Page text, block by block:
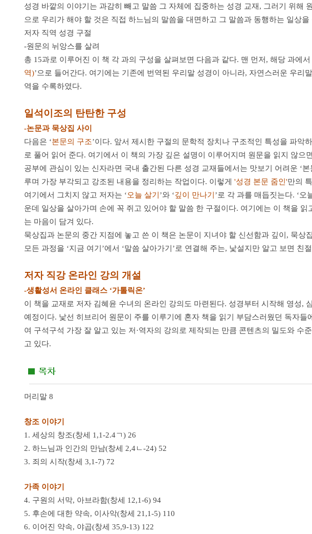
성경 바깥의 이야기는 과감히 빼고 말씀 그 자체에 집중하는 성경 교재, 그러기 위
으로 우리가 해야 할 것은 직접 하느님의 말씀을 대면하고 그 말씀과 동행하는 일상
저자 직역 성경 구절
-원문의 뉘앙스를 살려
총 15과로 이루어진 이 책 각 과의 구성을 살펴보면 다음과 같다. 맨 먼저, 해당 과에
역)’으로 들어간다. 여기에는 기존에 번역된 우리말 성경이 아니라, 자연스러운 우
역을 수록하였다.
일석이조의 탄탄한 구성
-논문과 묵상집 사이
다음은 ‘본문의 구조’이다. 앞서 제시한 구절의 문학적 장치나 구조적인 특성을 파악
로 풀어 읽어 준다. 여기에서 이 책의 가장 깊은 설명이 이루어지며 원문을 읽지 않
공부에 관심이 있는 신자라면 국내 출간된 다른 성경 교재들에서는 맛보기 어려운 ‘
루며 가장 부각되고 강조된 내용을 정리하는 작업이다. 이렇게 '성경 본문 줌인'만의
여기에서 그치지 않고 저자는 ‘오늘 살기 ’와 ‘깊이 만나기 ’로 각 과를 매듭짓는다. ‘
운데 일상을 살아가며 손에 꼭 쥐고 있어야 할 말씀 한 구절이다. 여기에는 이 책을
는 마음이 담겨 있다.
묵상집과 논문의 중간 지점에 놓고 쓴 이 책은 논문이 지녀야 할 신선함과 깊이, 묵
모든 과정을 ‘지금 여기’에서 ‘말씀 살아가기’로 연결해 주는, 낯설지만 알고 보면 친
저자 직강 온라인 강의 개설
-생활성서 온라인 클래스 ‘가톨릭온’
이 책을 교재로 저자 김혜윤 수녀의 온라인 강의도 마련된다. 성경부터 시작해 영성,
예정이다. 낯선 히브리어 원문이 주를 이루기에 혼자 책을 읽기 부담스러웠던 독자
여 구석구석 가장 잘 알고 있는 저·역자의 강의로 제작되는 만큼 콘텐츠의 밀도와 수
고 있다.
머리말 8
창조 이야기
1. 세상의 창조(창세 1,1-2.4ㄱ) 26
2. 하느님과 인간의 만남(창세 2,4ㄴ-24) 52
3. 죄의 시작(창세 3,1-7) 72
가족 이야기
4. 구원의 서막, 아브라함(창세 12,1-6) 94
5. 후손에 대한 약속, 이사악(창세 21,1-5) 110
6. 이어진 약속, 야곱(창세 35,9-13) 122